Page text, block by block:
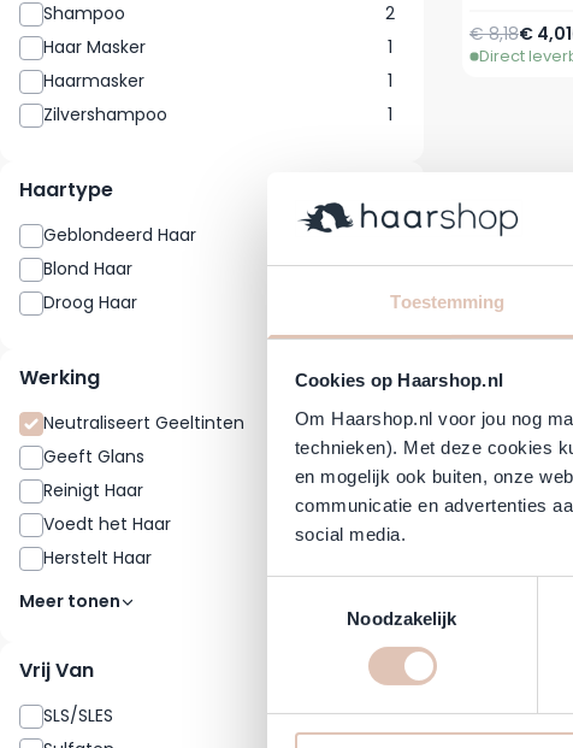
Toestemming
Cookies op Haarshop.nl
Om Haarshop.nl voor jou nog
technieken). Met deze cookies
en mogelijk ook buiten, onze
communicatie en advertenties
social media.
Noodzakelijk
Shampoo
2
Haar Masker
1
Haarmasker
1
Zilvershampoo
1
Haartype
Geblondeerd Haar
3
Blond Haar
2
Droog Haar
1
Werking
Neutraliseert Geeltinten
3
Geeft Glans
30
Reinigt Haar
20
Voedt het Haar
19
Herstelt Haar
Meer tonen
Vrij Van
SLS/SLES
1
Vanaf
€ 4,01
Normale
€ 8,18
Direct